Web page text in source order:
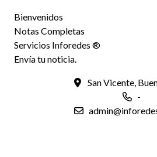
Bienvenidos
Notas Completas
Servicios Inforedes ®
Envía tu noticia.
San Vicente,
-